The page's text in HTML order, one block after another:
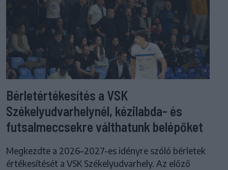
Bérletértékesítés a VSK
Székelyudvarhelynél, kézilabda- és
futsalmeccsekre válthatunk belépőket
Megkezdte a 2026–2027-es idényre szóló bérletek
értékesítését a VSK Székelyudvarhely. Az előző